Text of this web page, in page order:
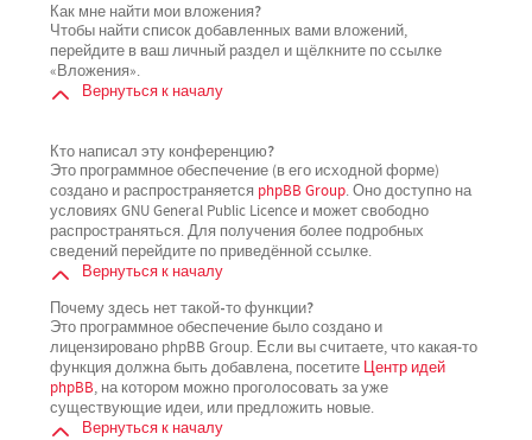
Как мне найти мои вложения?
Чтобы найти список добавленных вами вложений,
перейдите в ваш личный раздел и щёлкните по ссылке
«Вложения».
Вернуться к началу
Кто написал эту конференцию?
Это программное обеспечение (в его исходной форме)
создано и распространяется phpBB Group. Оно доступно на
условиях GNU General Public Licence и может свободно
распространяться. Для получения более подробных
сведений перейдите по приведённой ссылке.
Вернуться к началу
Почему здесь нет такой-то функции?
Это программное обеспечение было создано и
лицензировано phpBB Group. Если вы считаете, что какая-то
функция должна быть добавлена, посетите Центр идей
phpBB, на котором можно проголосовать за уже
существующие идеи, или предложить новые.
Вернуться к началу